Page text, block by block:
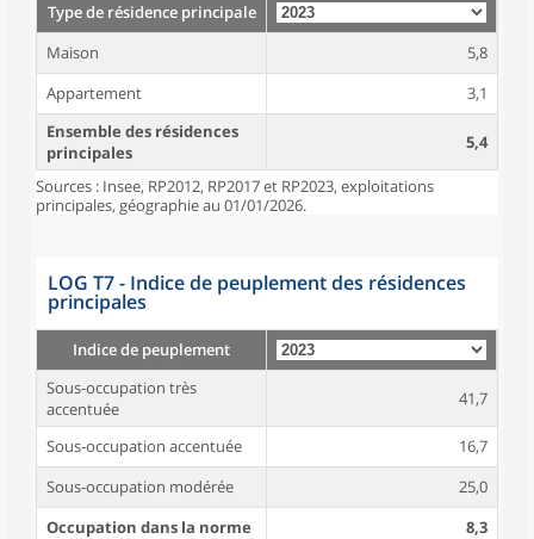
Type de résidence principale
Maison
5,8
Appartement
3,1
Ensemble des résidences
principales
5,4
Sources : Insee, RP2012, RP2017 et RP2023, exploitations
principales, géographie au 01/01/2026.
LOG T7 - Indice de peuplement des résidences
principales
Indice de peuplement
Sous-occupation très
accentuée
41,7
Sous-occupation accentuée
16,7
Sous-occupation modérée
25,0
Occupation dans la norme
8,3